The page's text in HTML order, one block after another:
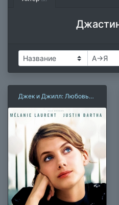
Джек и Джилл: Любовь